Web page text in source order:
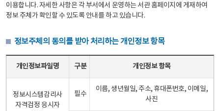
이용합니다. 자세한 사항은 각 부서에서 운영하는 서관 홈페이지에 게재하여
정보 주체가 확인할 수 있도록 안내를 하고 있습니다.
정보주체의 동의를 받아 처리하는 개인정보 항목
개인정보파일명 구분 개인정보 항목
정보시스템감리사
자격검정 응시자
필수
이름, 생년월일, 주소, 휴대폰번호, 이메일,
사진